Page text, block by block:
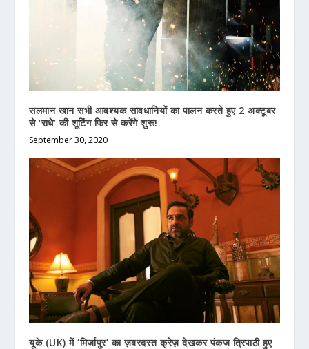
सलमान खान सभी आवश्यक सावधानियों का पालन करते हुए 2 अक्टूबर
से ‘राधे’ की शूटिंग फिर से करेंगे शुरू!
September 30, 2020
यूके (UK) में ‘मिर्जापुर’ का ज़बरदस्त क्रेज़ देखकर पंकज त्रिपाठी हुए